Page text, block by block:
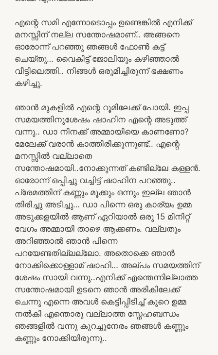
എന്റെ സമി എന്നോടൊപ്പം ഉണ്ടെങ്കിൽ എനിക്ക്
മനസ്സിന് നല്ല സന്തോഷമാണ്.. അങ്ങനെ
ഓരോന്ന് പറഞ്ഞു ഞങ്ങൾ ഫോൺ കട്ട്
ചെയ്തു… വൈകിട്ട് ജോലിയും കഴിഞ്ഞാൽ
വീട്ടിലെത്തി.. നിങ്ങൾ ഒരുമിച്ചിരുന്ന് ഭക്ഷണം
കഴിച്ചു.
ഞാൻ മുകളിൽ എന്റെ റൂമിലേക്ക് പോയി. ഇപ്പ
സമയത്തിനുശേഷം ഷാഹിന എന്റെ അടുത്ത്
വന്നു.. ഡാ നിനക്ക് അമ്മായിയെ കാണണോ?
മേലേക്ക് വരാൻ കാത്തിരിക്കുന്നുണ്ട്.. എന്റെ
മനസ്സിൽ വല്ലാതെ
സന്തോഷമായി..നോക്കുന്നത് കണ്ടില്ലേ കള്ളൻ.
ഓരോന്ന് ഒപ്പിച്ചു വച്ചിട്ട് ഷാഹിന പറഞ്ഞു..
പ്രേമത്തിന് കണ്ണും മൂക്കും ഒന്നും ഇല്ല ഞാൻ
തിരിച്ചു അടിച്ചു… ഡാ പിന്നെ ഒരു കാര്യം ഉമ്മ
അടുക്കളയിൽ ആണ് ഏറിയാൽ ഒരു 15 മിനിറ്റ്
വേഗം അമ്മായി താഴെ ആക്കണം. വല്ലതും
അറിഞ്ഞാൽ ഞാൻ പിന്നെ
പറയേണ്ടതില്ലല്ലോ. അതൊക്കെ ഞാൻ
നോക്കിക്കൊള്ളാമ് ഷാഹി… അല്പം സമയത്തിന്
ശേഷം സായി വന്നു..എനിക്ക് എന്തെന്നില്ലാത്ത
സന്തോഷമായി ഉടനെ ഞാൻ അരികിലേക്ക്
ചെന്നു എന്നെ അവൾ കെട്ടിപ്പിടിച്ച് കുറെ ഉമ്മ
നൽകി എന്തൊരു വല്ലാത്ത സ്നേഹബന്ധം
ഞങ്ങളിൽ വന്നു കുറച്ചുനേരം ഞങ്ങൾ കണ്ണും
കണ്ണും നോക്കിയിരുന്നു..